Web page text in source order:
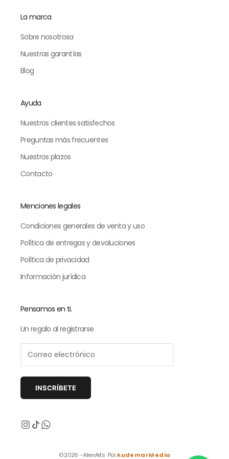
La marca
Sobre nosotrosa
Nuestras garantías
Blog
Ayuda
Nuestros clientes satisfechos
Preguntas más frecuentes
Nuestros plazos
Contacto
Menciones legales
Condiciones generales de venta y uso
Política de entregas y devoluciones
Política de privacidad
Información jurídica
Pensamos en ti.
Un regalo al registrarse
INSCRÍBETE
© 2026 - AlienArts · PorAudemarMedia